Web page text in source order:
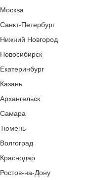
Москва
Санкт-Петербург
Нижний Новгород
Новосибирск
Екатеринбург
Казань
Архангельск
Самара
Тюмень
Волгоград
Краснодар
Ростов-на-Дону